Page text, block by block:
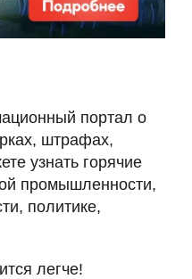
портал о
штрафах,
узнать горячие
промышленности,
политике,
легче!